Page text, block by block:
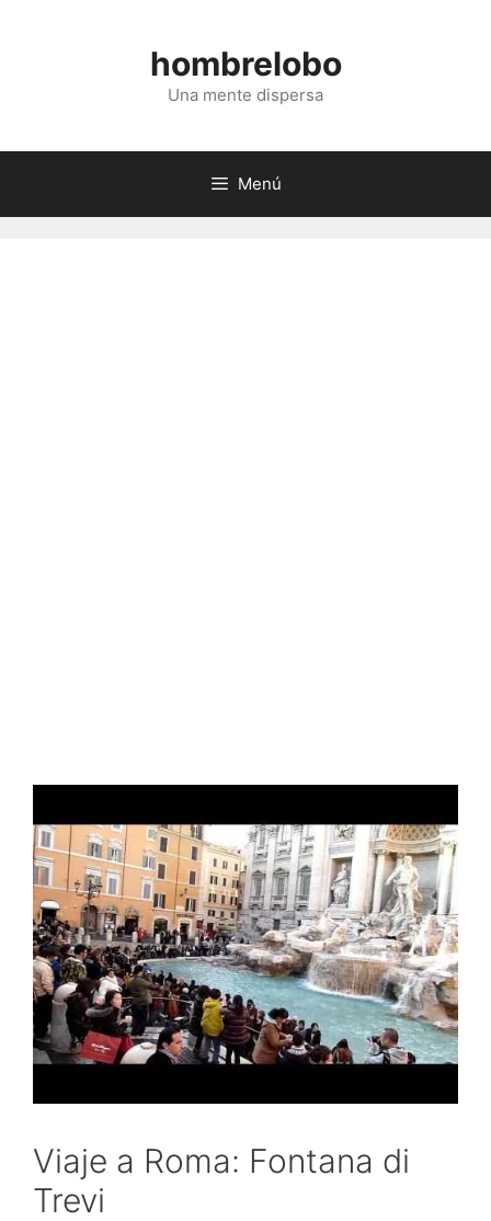
hombrelobo
Una mente dispersa
Menú
Viaje a Roma: Fontana di
Trevi